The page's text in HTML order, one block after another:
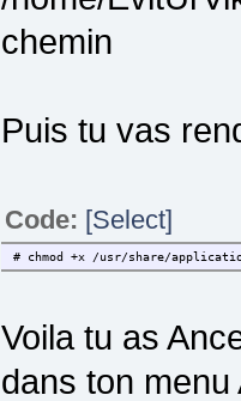
chemin
Puis tu vas
Code: [Select]
# chmod +x /usr/share/
Voila tu as
dans ton